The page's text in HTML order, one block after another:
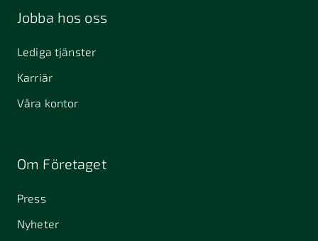
Jobba hos oss
Lediga tjänster
Karriär
Våra kontor
Om Företaget
Press
Nyheter